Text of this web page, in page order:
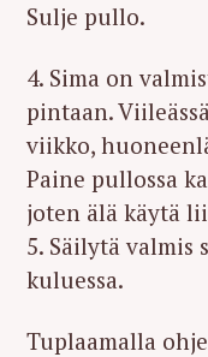
Sulje pullo.
4. Sima on
pintaan.
viikko,
Paine pullossa
joten älä käytä
5. Säilytä valmis
kuluessa.
Tuplaamalla